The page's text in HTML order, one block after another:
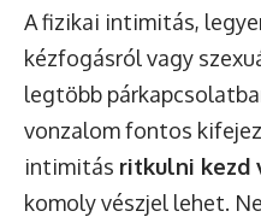
A fizikai intimitás,
kézfogásról vagy
legtöbb
vonzalom fontos
intimitás ritkulni kezd
komoly vészjel lehet.